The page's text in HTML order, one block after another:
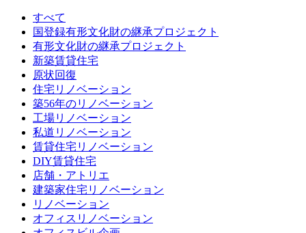
すべて
国登録有形文化財の継承プロジェクト
有形文化財の継承プロジェクト
新築賃貸住宅
原状回復
住宅リノベーション
築56年のリノベーション
工場リノベーション
私道リノベーション
賃貸住宅リノベーション
DIY賃貸住宅
店舗・アトリエ
建築家住宅リノベーション
リノベーション
オフィスリノベーション